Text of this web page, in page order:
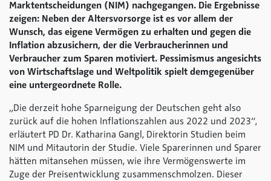
Marktentscheidungen (NIM) nachgegangen. Die Ergebnisse
zeigen: Neben der Altersvorsorge ist es vor allem der
Wunsch, das eigene Vermögen zu erhalten und gegen die
Inflation abzusichern, der die Verbraucherinnen und
Verbraucher zum Sparen motiviert. Pessimismus angesichts
von Wirtschaftslage und Weltpolitik spielt demgegenüber
eine untergeordnete Rolle.
„Die derzeit hohe Sparneigung der Deutschen geht also
zurück auf die hohen Inflationszahlen aus 2022 und 2023“,
erläutert PD Dr. Katharina Gangl, Direktorin Studien beim
NIM und Mitautorin der Studie. Viele Sparerinnen und Sparer
hätten mitansehen müssen, wie ihre Vermögenswerte im
Zuge der Preisentwicklung zusammenschmolzen. Dieser